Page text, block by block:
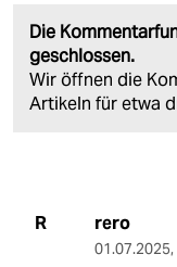
Die
geschlossen.
Wir öffnen die
Artikeln für etwa
R rero
01.07.2025,